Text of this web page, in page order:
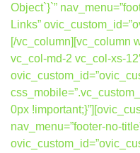
Object`}`”
Links”
[/vc_column][vc_column
vc_col-md-2 vc_col-xs-
0px
nav_menu=”footer-no-